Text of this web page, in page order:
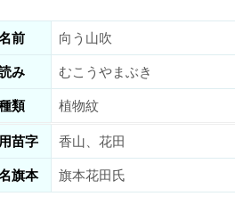
前
向う山吹
み
むこうやまぶき
類
植物紋
苗字
香山、花田
旗本
旗本花田氏